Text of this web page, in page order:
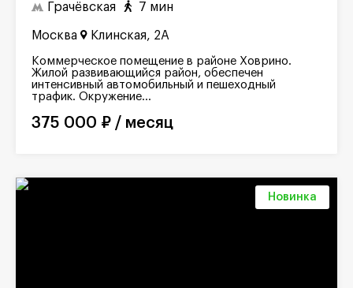
Грачёвская 7 мин
Москва Клинская, 2А
Коммерческое помещение в районе Ховрино.
Жилой развивающийся район, обеспечен
интенсивный автомобильный и пешеходный
трафик. Окружение...
375 000 ₽ / месяц
Новинка